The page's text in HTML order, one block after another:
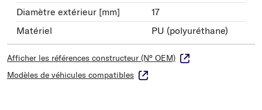
Diamètre extérieur [mm]
17
Matériel
PU (polyuréthane)
Afficher les références constructeur (N° OEM)
Modèles de véhicules compatibles